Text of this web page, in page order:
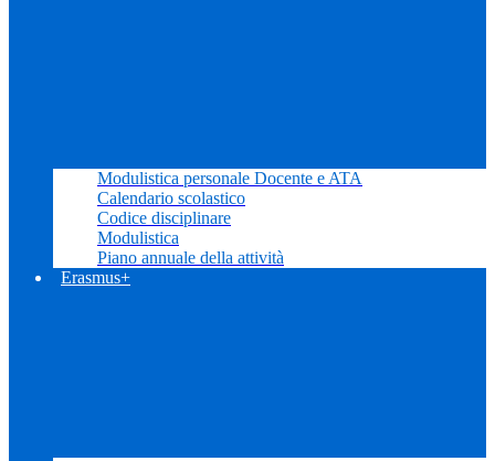
Modulistica personale Docente e ATA
Calendario scolastico
Codice disciplinare
Modulistica
Piano annuale della attività
Erasmus+